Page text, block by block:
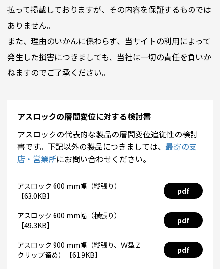
払って掲載しておりますが、その内容を保証するものでは
ありません。
また、理由のいかんに係わらず、当サイトの利用によって
発生した損害につきましても、当社は一切の責任を負いか
ねますのでご了承ください。
アスロックの層間変位に対する検討書
アスロックの代表的な製品の層間変位追従性の検討
書です。下記以外の製品につきましては、 最寄の支
店・営業所にお問い合わせください。
アスロック 600 mm幅（縦張り）
【63.0KB】
pdf
アスロック 600 mm幅（横張り）
【49.3KB】
pdf
アスロック 900 mm幅（縦張り、Ｗ型Ｚ
クリップ留め）【61.9KB】
pdf